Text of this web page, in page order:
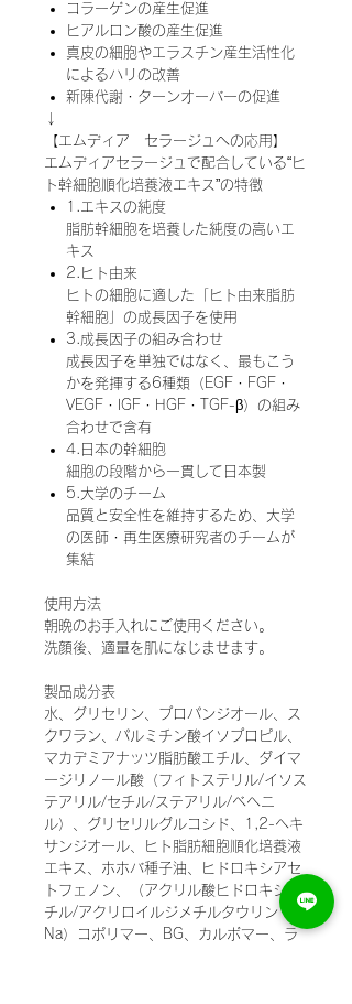
コラーゲンの産生促進
ヒアルロン酸の産生促進
真皮の細胞やエラスチン産生活性化
によるハリの改善
新陳代謝・ターンオーバーの促進
↓
【エムディア セラージュへの応用】
エムディアセラージュで配合している“ヒ
ト幹細胞順化培養液エキス”の特徴
1.エキスの純度
脂肪幹細胞を培養した純度の高いエ
キス
2.ヒト由来
ヒトの細胞に適した「ヒト由来脂肪
幹細胞」の成長因子を使用
3.成長因子の組み合わせ
成長因子を単独ではなく、最もこう
かを発揮する6種類（EGF・FGF・
VEGF・IGF・HGF・TGF-β）の組み
合わせで含有
4.日本の幹細胞
細胞の段階から一貫して日本製
5.大学のチーム
品質と安全性を維持するため、大学
の医師・再生医療研究者のチームが
集結
使用方法
朝晩のお手入れにご使用ください。
洗顔後、適量を肌になじませます。
製品成分表
水、グリセリン、プロパンジオール、ス
クワラン、パルミチン酸イソプロピル、
マカデミアナッツ脂肪酸エチル、ダイマ
ージリノール酸（フィトステリル/イソス
テアリル/セチル/ステアリル/ベヘニ
ル）、グリセリルグルコシド、1,2-ヘキ
サンジオール、ヒト脂肪細胞順化培養液
エキス、ホホバ種子油、ヒドロキシアセ
トフェノン、（アクリル酸ヒドロキシエ
チル/アクリロイルジメチルタウリン
Na）コポリマー、BG、カルボマー、ラ